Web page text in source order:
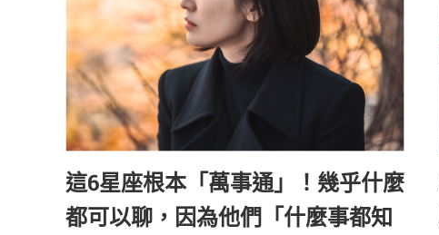
這6星座根本「萬事通」！幾乎什麼
都可以聊，因為他們「什麼事都知